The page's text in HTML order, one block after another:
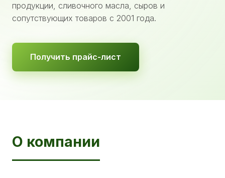
продукции, сливочного масла, сыров и
сопутствующих товаров с 2001 года.
Получить прайс-лист
О компании